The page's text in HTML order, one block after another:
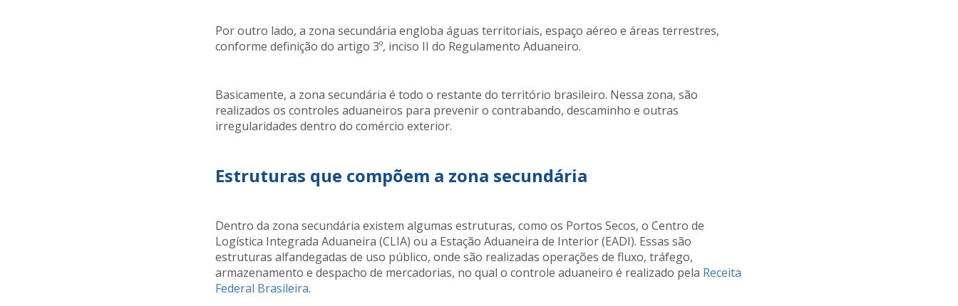
Por outro lado, a zona secundária engloba águas territoriais, espaço aéreo e áreas terrestres,
conforme definição do artigo 3º, inciso II do Regulamento Aduaneiro.
Basicamente, a zona secundária é todo o restante do território brasileiro. Nessa zona, são
realizados os controles aduaneiros para prevenir o contrabando, descaminho e outras
irregularidades dentro do comércio exterior.
Estruturas que compõem a zona secundária
Dentro da zona secundária existem algumas estruturas, como os Portos Secos, o Centro de
Logística Integrada Aduaneira (CLIA) ou a Estação Aduaneira de Interior (EADI). Essas são
estruturas alfandegadas de uso público, onde são realizadas operações de fluxo, tráfego,
armazenamento e despacho de mercadorias, no qual o controle aduaneiro é realizado pela Receita
Federal Brasileira.